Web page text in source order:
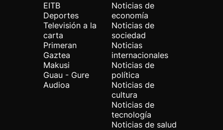
EITB
Deportes
Televisión a la
carta
Primeran
Gaztea
Makusi
Guau - Gure
Audioa
Noticias de
economía
Noticias de
sociedad
Noticias
internacionales
Noticias de
política
Noticias de
cultura
Noticias de
tecnología
Noticias de salud